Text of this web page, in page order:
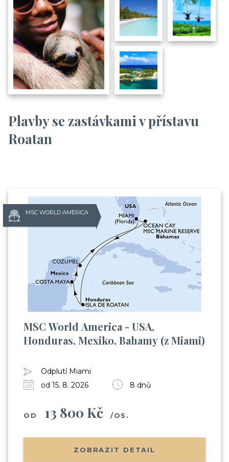
Plavby se zastávkami v přístavu
Roatan
MSC WORLD AMERICA
MSC World America - USA,
Honduras, Mexiko, Bahamy (z Miami)
Odplutí Miami
od 15. 8. 2026
8 dnů
OD 13 800 Kč /OS.
ZOBRAZIT DETAIL